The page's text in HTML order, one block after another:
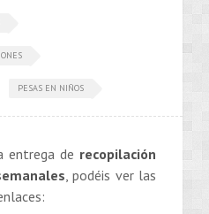
PESAS EN NIÑOS
entrega de recopilación
, podéis ver las